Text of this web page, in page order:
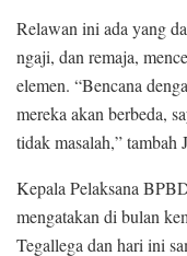
Relawan ini ada yang
ngaji, dan remaja,
elemen. “Bencana
mereka akan berbeda,
tidak masalah,” tambah
Kepala Pelaksana
mengatakan di bulan
Tegallega dan hari ini